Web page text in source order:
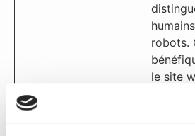
robots.
le site
sur